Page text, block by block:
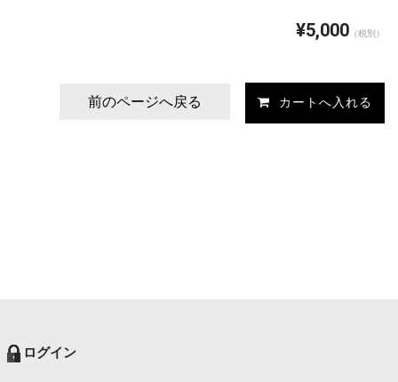
¥5,000 （税別）
前のページへ戻る
ログイン